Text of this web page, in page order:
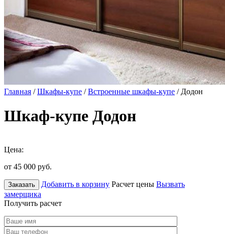
Главная /Шкафы-купе /Встроенные шкафы-купе / Додон
Шкаф-купе Додон
Цена:
от 45 000 руб.
Заказать Добавить в корзину Расчет цены Вызвать
замерщика
Получить расчет